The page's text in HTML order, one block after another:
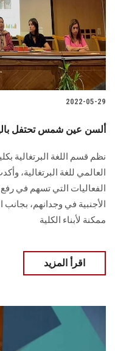
2022-05-29
ألسن عين شمس تحتفل
نظم قسم اللغة البرتغالية
العالمي للغة البرتغالية،
الفعاليات التي تسهم في
الأجنبية في وجدانهم،
ممكنة لأبناء الكلية
اقرأ المزيد